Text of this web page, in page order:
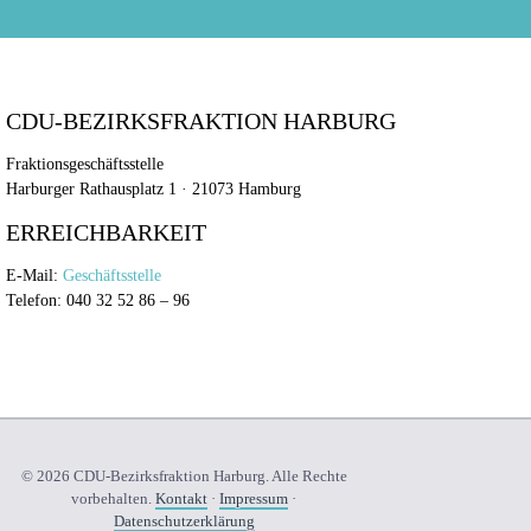
CDU-BEZIRKSFRAKTION HARBURG
Fraktionsgeschäftsstelle
Harburger Rathausplatz 1 · 21073 Hamburg
ERREICHBARKEIT
E-Mail: Geschäftsstelle
Telefon: 040 32 52 86 – 96
© 2026 CDU-Bezirksfraktion Harburg. Alle Rechte
vorbehalten. Kontakt · Impressum ·
Datenschutzerklärung